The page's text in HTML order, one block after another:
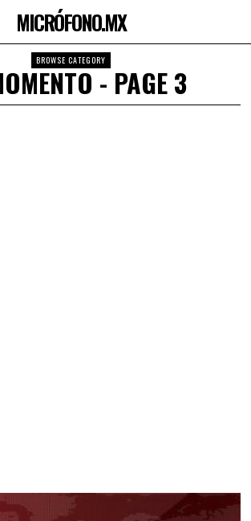
MICRÓFONO.MX
BROWSE CATEGORY
- PAGE 3